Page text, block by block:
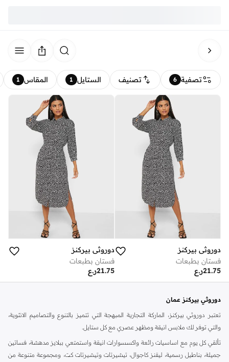
تصفية 6 تصنيف الستايل 1 المقاس 1
دوروثي بيركنز
فستان بطبعات
ر.ع21.75
دوروثي بيركنز
فستان بطبعات
ر.ع21.75
دوروثي بيركنز عمان
تعتبر دوروثي بيركنز، الماركة التجارية المبهجة التي تتميز بالتنوع والتصاميم الانثوية،
والتي توفر لك ملابس انيقة ومظهر عصري مع كل ستايل.
تألقي كل يوم مع اساسيات رائعة واكسسوارات انيقة واستمتعي ببلايز مدهشة، فساتين
جميلة، بناطيل رسمية، ليقنز كاجوال، تيشيرتات وتيشيرتات كت، ومجموعة متنوعة من